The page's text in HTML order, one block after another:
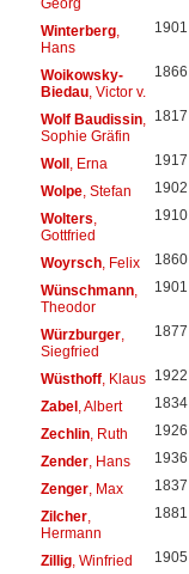
Winterberg,
Hans
1901
Woikowsky-
Biedau, Victor v.
1866
Wolf Baudissin,
Sophie Gräfin
1817
Woll, Erna 1917
Wolpe, Stefan 1902
Wolters
Gottfried
1910
Woyrsch, Felix 1860
Wünschmann,
Theodor
1901
Würzburger,
Siegfried
1877
Wüsthoff, Klaus 1922
Zabel, Albert 1834
Zechlin, Ruth 1926
Zender, Hans 1936
Zenger, Max 1837
Zilcher,
Hermann
1881
Zillig, Winfried 1905